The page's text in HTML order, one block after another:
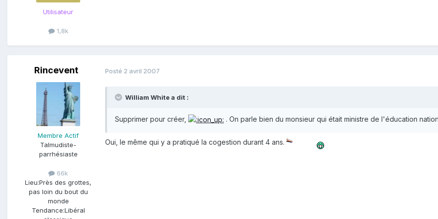
Utilisateur
1,8k
Rincevent
Membre Actif
Talmudiste-
parrhésiaste
66k
Lieu:Près des grottes,
pas loin du bout du
monde
Tendance:Libéral
Posté 2 avril 2007
William White a dit :
Supprimer pour créer, . On parle bien du monsieur qui était ministre de l'éducation
Oui, le même qui y a pratiqué la cogestion durant 4 ans.